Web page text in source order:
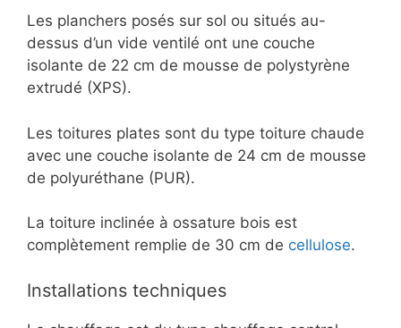
Les planchers posés sur sol ou situés au-
dessus d’un vide ventilé ont une couche
isolante de 22 cm de mousse de polystyrène
extrudé (XPS).
Les toitures plates sont du type toiture chaude
avec une couche isolante de 24 cm de mousse
de polyuréthane (PUR).
La toiture inclinée à ossature bois est
complètement remplie de 30 cm de cellulose.
Installations techniques